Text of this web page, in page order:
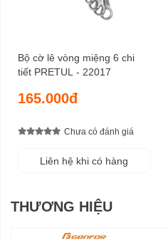
Bộ cờ lê vòng miệng 6 chi
tiết PRETUL - 22017
165.000đ
Chưa có đánh giá
Liên hệ khi có hàng
THƯƠNG HIỆU